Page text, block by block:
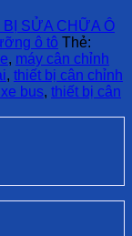
BỊ SỬA CHỮA Ô
ô tô Thẻ:
, máy cân chỉnh
, thiết bị cân chỉnh
bus, thiết bị cân